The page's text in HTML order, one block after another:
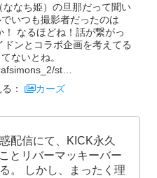
なち姫）の旦那だって聞い
いつも撮影者だったのは
なるほどね！話が繋がっ
ンとコラボ企画を考えてる
ないとね。
st…
：
カーズ
配信にて、KICK永久
とリバーマッキーバー
。 しかし、まったく理